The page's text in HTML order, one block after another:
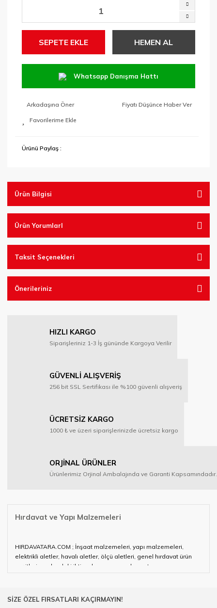
SEPETE EKLE HEMEN AL
Whatsapp Danışma Hattı
Arkadaşına Öner Fiyatı Düşünce Haber Ver
Ürünü Paylaş :
Ürün Bilgisi
Ürün YorumlarI
Taksit Seçenekleri
Önerileriniz
HIZLI KARGO
Siparişleriniz 1-3 İş gününde Kargoya Verilir
GÜVENLİ ALIŞVERİŞ
256 bit SSL Sertifikası ile %100 güvenli alışveriş
ÜCRETSİZ KARGO
1000 ₺ ve üzeri siparişlerinizde ücretsiz kargo
ORJİNAL ÜRÜNLER
Ürünlerimiz Orjinal Ambalajında ve Garanti Kapsamındadır.
Hırdavat ve Yapı Malzemeleri
HIRDAVATARA.COM ; İnşaat malzemeleri, yapı malzemeleri,
elektrikli aletler, havalı aletler, ölçü aletleri, genel hırdavat ürün
çeşitleri ve alandaki ihtiyaçlarınızın neredeyse tamamını
çalışan HIRDAVATARA.COM geniş ürün yelpazesi ile siz değerli
SİZE ÖZEL FIRSATLARI KAÇIRMAYIN!